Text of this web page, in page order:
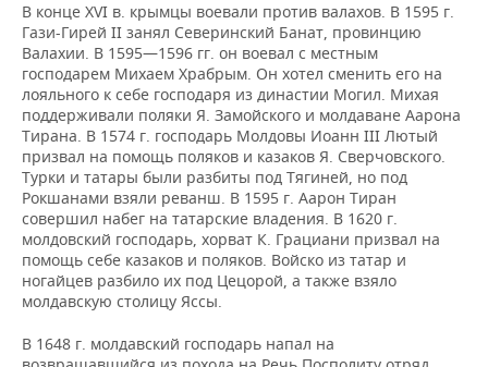
В конце XVI в. крымцы воевали против валахов. В 1595 г.
Гази-Гирей ІІ занял Северинский Банат, провинцию
Валахии. В 1595—1596 гг. он воевал с местным
господарем Михаем Храбрым. Он хотел сменить его на
лояльного к себе господаря из династии Могил. Михая
поддерживали поляки Я. Замойского и молдаване Аарона
Тирана. В 1574 г. господарь Молдовы Иоанн ІІІ Лютый
призвал на помощь поляков и казаков Я. Сверчовского.
Турки и татары были разбиты под Тягиней, но под
Рокшанами взяли реванш. В 1595 г. Аарон Тиран
совершил набег на татарские владения. В 1620 г.
молдовский господарь, хорват К. Грациани призвал на
помощь себе казаков и поляков. Войско из татар и
ногайцев разбило их под Цецорой, а также взяло
молдавскую столицу Яссы.
В 1648 г. молдавский господарь напал на